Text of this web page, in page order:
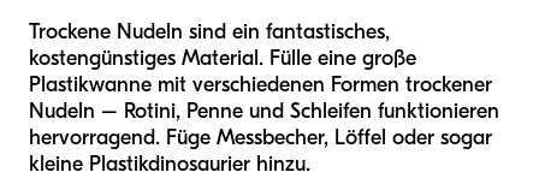
Trockene Nudeln sind ein fantastisches,
kostengünstiges Material. Fülle eine große
Plastikwanne mit verschiedenen Formen trockener
Nudeln – Rotini, Penne und Schleifen funktionieren
hervorragend. Füge Messbecher, Löffel oder sogar
kleine Plastikdinosaurier hinzu.